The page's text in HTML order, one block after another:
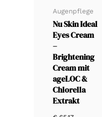
Augenpflege
Nu Skin Ideal
Eyes Cream
–
Brightening
Cream mit
ageLOC &
Chlorella
Extrakt